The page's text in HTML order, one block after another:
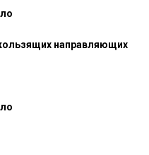
направляющих